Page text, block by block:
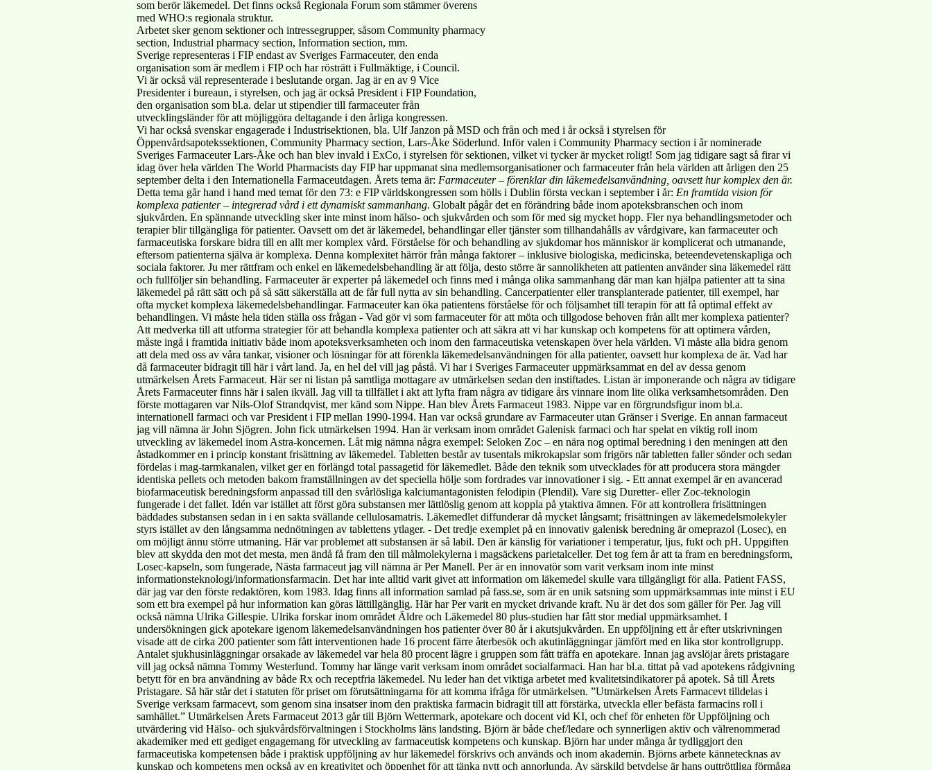
som berör läkemedel. Det finns också Regionala Forum som stämmer överens
med WHO:s regionala struktur.
Arbetet sker genom sektioner och intressegrupper, såsom Community pharmacy
section, Industrial pharmacy section, Information section, mm.
Sverige representeras i FIP endast av Sveriges Farmaceuter, den enda
organisation som är medlem i FIP och har rösträtt i Fullmäktige, i Council.
Vi är också väl representerade i beslutande organ. Jag är en av 9 Vice
Presidenter i bureaun, i styrelsen, och jag är också President i FIP Foundation,
den organisation som bl.a. delar ut stipendier till farmaceuter från
utvecklingsländer för att möjliggöra deltagande i den årliga kongressen.
Vi har också svenskar engagerade i Industrisektionen, bla. Ulf Janzon på MSD och från och med i år också i styrelsen för
Öppenvårdsapotekssektionen, Community Pharmacy section, Lars-Åke Söderlund. Inför valen i Community Pharmacy section i år nominerade
Sveriges Farmaceuter Lars-Åke och han blev invald i ExCo, i styrelsen för sektionen, vilket vi tycker är mycket roligt! Som jag tidigare sagt så firar vi
idag över hela världen The World Pharmacists day FIP har uppmanat sina medlemsorganisationer och farmaceuter från hela världen att årligen den 25
september delta i den Internationella Farmaceutdagen. Årets tema är: Farmaceuter – förenklar din läkemedelsanvändning, oavsett hur komplex den är.
Detta tema går hand i hand med temat för den 73: e FIP världskongressen som hölls i Dublin första veckan i september i år: En framtida vision för
komplexa patienter – integrerad vård i ett dynamiskt sammanhang. Globalt pågår det en förändring både inom apoteksbranschen och inom
sjukvården. En spännande utveckling sker inte minst inom hälso- och sjukvården och som för med sig mycket hopp. Fler nya behandlingsmetoder och
terapier blir tillgängliga för patienter. Oavsett om det är läkemedel, behandlingar eller tjänster som tillhandahålls av vårdgivare, kan farmaceuter och
farmaceutiska forskare bidra till en allt mer komplex vård. Förståelse för och behandling av sjukdomar hos människor är komplicerat och utmanande,
eftersom patienterna själva är komplexa. Denna komplexitet härrör från många faktorer – inklusive biologiska, medicinska, beteendevetenskapliga och
sociala faktorer. Ju mer rättfram och enkel en läkemedelsbehandling är att följa, desto större är sannolikheten att patienten använder sina läkemedel rätt
och fullföljer sin behandling. Farmaceuter är experter på läkemedel och finns med i många olika sammanhang där man kan hjälpa patienter att ta sina
läkemedel på rätt sätt och på så sätt säkerställa att de får full nytta av sin behandling. Cancerpatienter eller transplanterade patienter, till exempel, har
ofta mycket komplexa läkemedelsbehandlingar. Farmaceuter kan öka patientens förståelse för och följsamhet till terapin för att få optimal effekt av
behandlingen. Vi måste hela tiden ställa oss frågan - Vad gör vi som farmaceuter för att möta och tillgodose behoven från allt mer komplexa patienter?
Att medverka till att utforma strategier för att behandla komplexa patienter och att säkra att vi har kunskap och kompetens för att optimera vården,
måste ingå i framtida initiativ både inom apoteksverksamheten och inom den farmaceutiska vetenskapen över hela världen. Vi måste alla bidra genom
att dela med oss av våra tankar, visioner och lösningar för att förenkla läkemedelsanvändningen för alla patienter, oavsett hur komplexa de är. Vad har
då farmaceuter bidragit till här i vårt land. Ja, en hel del vill jag påstå. Vi har i Sveriges Farmaceuter uppmärksammat en del av dessa genom
utmärkelsen Årets Farmaceut. Här ser ni listan på samtliga mottagare av utmärkelsen sedan den instiftades. Listan är imponerande och några av tidigare
Årets Farmaceuter finns här i salen ikväll. Jag vill ta tillfället i akt att lyfta fram några av tidigare års vinnare inom lite olika verksamhetsområden. Den
förste mottagaren var Nils-Olof Strandqvist, mer känd som Nippe. Han blev Årets Farmaceut 1983. Nippe var en förgrundsfigur inom bl.a.
internationell farmaci och var President i FIP mellan 1990-1994. Han var också grundare av Farmaceuter utan Gränser i Sverige. En annan farmaceut
jag vill nämna är John Sjögren. John fick utmärkelsen 1994. Han är verksam inom området Galenisk farmaci och har spelat en viktig roll inom
utveckling av läkemedel inom Astra-koncernen. Låt mig nämna några exempel: Seloken Zoc – en nära nog optimal beredning i den meningen att den
åstadkommer en i princip konstant frisättning av läkemedel. Tabletten består av tusentals mikrokapslar som frigörs när tabletten faller sönder och sedan
fördelas i mag-tarmkanalen, vilket ger en förlängd total passagetid för läkemedlet. Både den teknik som utvecklades för att producera stora mängder
identiska pellets och metoden bakom framställningen av det speciella hölje som fordrades var innovationer i sig. - Ett annat exempel är en avancerad
biofarmaceutisk beredningsform anpassad till den svårlösliga kalciumantagonisten felodipin (Plendil). Vare sig Duretter- eller Zoc-teknologin
fungerade i det fallet. Idén var istället att först göra substansen mer lättlöslig genom att koppla på ytaktiva ämnen. För att kontrollera frisättningen
bäddades substansen sedan in i en sakta svällande cellulosamatris. Läkemedlet diffunderar då mycket långsamt; frisättningen av läkemedelsmolekyler
styrs istället av den långsamma nednötningen av tablettens ytlager. - Det tredje exemplet på en innovativ galenisk beredning är omeprazol (Losec), en
om möjligt ännu större utmaning. Här var problemet att substansen är så labil. Den är känslig för variationer i temperatur, ljus, fukt och pH. Uppgiften
blev att skydda den mot det mesta, men ändå få fram den till målmolekylerna i magsäckens parietalceller. Det tog fem år att ta fram en beredningsform,
Losec-kapseln, som fungerade, Nästa farmaceut jag vill nämna är Per Manell. Per är en innovatör som varit verksam inom inte minst
informationsteknologi/informationsfarmacin. Det har inte alltid varit givet att information om läkemedel skulle vara tillgängligt för alla. Patient FASS,
där jag var den förste redaktören, kom 1983. Idag finns all information samlad på fass.se, som är en unik satsning som uppmärksammas inte minst i EU
som ett bra exempel på hur information kan göras lättillgänglig. Här har Per varit en mycket drivande kraft. Nu är det dos som gäller för Per. Jag vill
också nämna Ulrika Gillespie. Ulrika forskar inom området Äldre och Läkemedel 80 plus-studien har fått stor medial uppmärksamhet. I
undersökningen gick apotekare igenom läkemedelsanvändningen hos patienter över 80 år i akutsjukvården. En uppföljning ett år efter utskrivningen
visade att de cirka 200 patienter som fått interventionen hade 16 procent färre återbesök och akutinläggningar jämfört med en lika stor kontrollgrupp.
Antalet sjukhusinläggningar orsakade av läkemedel var hela 80 procent lägre i gruppen som fått träffa en apotekare. Innan jag avslöjar årets pristagare
vill jag också nämna Tommy Westerlund. Tommy har länge varit verksam inom området socialfarmaci. Han har bl.a. tittat på vad apotekens rådgivning
betytt för en bra användning av både Rx och receptfria läkemedel. Nu leder han det viktiga arbetet med kvalitetsindikatorer på apotek. Så till Årets
Pristagare. Så här står det i statuten för priset om förutsättningarna för att komma ifråga för utmärkelsen. ”Utmärkelsen Årets Farmacevt tilldelas i
Sverige verksam farmacevt, som genom sina insatser inom den praktiska farmacin bidragit till att förstärka, utveckla eller befästa farmacins roll i
samhället.” Utmärkelsen Årets Farmaceut 2013 går till Björn Wettermark, apotekare och docent vid KI, och chef för enheten för Uppföljning och
utvärdering vid Hälso- och sjukvårdsförvaltningen i Stockholms läns landsting. Björn är både chef/ledare och synnerligen aktiv och välrenommerad
akademiker med ett gediget engagemang för utveckling av farmaceutisk kompetens och kunskap. Björn har under många år tydliggjort den
farmaceutiska kompetensen både i praktisk uppföljning av hur läkemedel förskrivs och används och inom akademin. Björns arbete kännetecknas av
kunskap och kompetens men också av en kreativitet och öppenhet för att tänka nytt och annorlunda. Av särskild betydelse är hans outtröttliga förmåga